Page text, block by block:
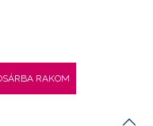
RAKOM